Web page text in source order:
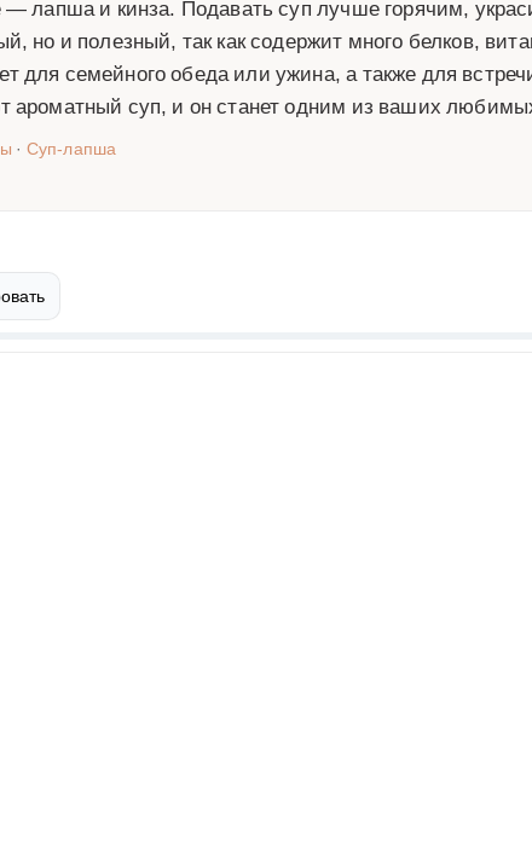
— лапша и кинза. Подавать суп лучше горячим,
но и полезный, так как содержит много белков,
для семейного обеда или ужина, а также для
ароматный суп, и он станет одним из ваших
· Суп-лапша